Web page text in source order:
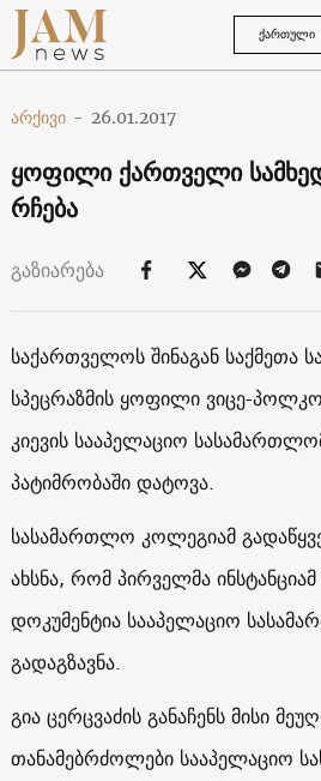
ᲥᲐᲠᲗᲣᲚᲘ
არქივი - 26.01.2017
ყოფილი ქართველი
რჩება
გაზიარება
საქართველოს შინაგან საქმეთა
სპეცრაზმის ყოფილი ვიცე-
კიევის სააპელაციო
პატიმრობაში დატოვა.
სასამართლო კოლეგიამ
ახსნა, რომ პირველმა ინსტანციამ
დოკუმენტია სააპელაციო
გადაგზავნა.
გია ცერცვაძის განაჩენს მისი
თანამებრძოლები სააპელაციო